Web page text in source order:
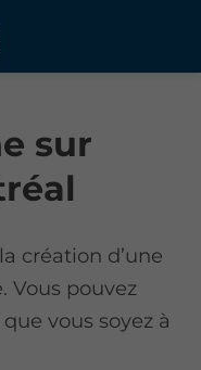
sur
création d’une
Vous pouvez
vous soyez à